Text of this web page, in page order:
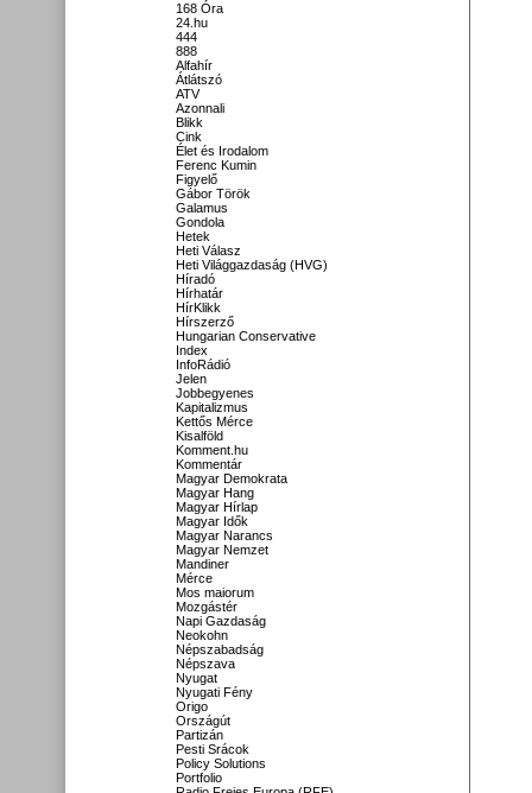
168 Óra
24.hu
444
888
Alfahír
Átlátszó
ATV
Azonnali
Blikk
Cink
Élet és Irodalom
Ferenc Kumin
Figyelő
Gábor Török
Galamus
Gondola
Hetek
Heti Válasz
Heti Világgazdaság (HVG)
Híradó
Hírhatár
HírKlikk
Hírszerző
Hungarian Conservative
Index
InfoRádió
Jelen
Jobbegyenes
Kapitalizmus
Kettős Mérce
Kisalföld
Komment.hu
Kommentár
Magyar Demokrata
Magyar Hang
Magyar Hírlap
Magyar Idők
Magyar Narancs
Magyar Nemzet
Mandiner
Mérce
Mos maiorum
Mozgástér
Napi Gazdaság
Neokohn
Népszabadság
Népszava
Nyugat
Nyugati Fény
Origo
Országút
Partizán
Pesti Srácok
Policy Solutions
Portfolio